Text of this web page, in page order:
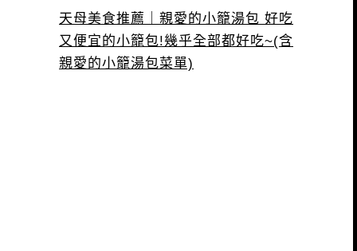
天母美食推薦｜親愛的小籠湯包 好吃
又便宜的小籠包!幾乎全部都好吃~(含
親愛的小籠湯包菜單)